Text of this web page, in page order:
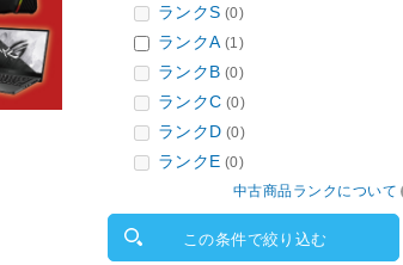
ランクS (0)
ランクA (1)
ランクB (0)
ランクC (0)
ランクD (0)
ランクE (0)
中古商品ランクについて
この条件で絞り込む